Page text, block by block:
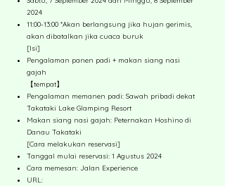
2024
11:00-13:00 *Akan berlangsung jika hujan gerimis,
akan dibatalkan jika cuaca buruk
[Isi]
Pengalaman panen padi + makan siang nasi
gajah
【tempat】
Pengalaman memanen padi: Sawah pribadi dekat
Takataki Lake Glamping Resort
Makan siang nasi gajah: Peternakan Hoshino di
Danau Takataki
[Cara melakukan reservasi]
Tanggal mulai reservasi: 1 Agustus 2024
Cara memesan: Jalan Experience
URL: